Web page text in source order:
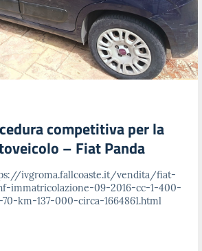
competitiva per la
– Fiat Panda
ivgroma.fallcoaste.it/vendita/fiat-
immatricolazione-09-2016-cc-1-400-
km-137-000-circa-1664861.html